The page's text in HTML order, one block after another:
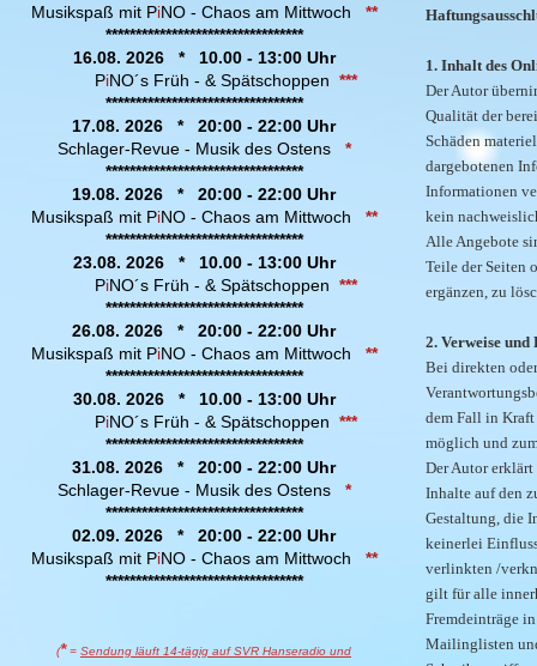
1. Inhalt des
Der Autor
Qualität der
Schäden
dargebotenen
Informationen
kein
Alle Angebote
Teile der Seiten
ergänzen, zu
2. Verweise und
Bei direkten
dem Fall in
möglich und
Der Autor
Inhalte auf den
Gestaltung, die
keinerlei
verlinkten /
gilt für alle
Fremdeinträge
Mailinglisten
Musikspaß mit PiNO - Chaos am Mittwoch
**
*********************************
16.08. 2026 * 10.00 - 13:00 Uhr
PiNO´s Früh - & Spätschoppen ***
*********************************
17.08. 2026 * 20:00 - 22:00 Uhr
Schlager-Revue - Musik des Ostens *
*********************************
19.08. 2026 * 20:00 - 22:00 Uhr
Musikspaß mit PiNO - Chaos am Mittwoch **
*********************************
23.08. 2026 * 10.00 - 13:00 Uhr
PiNO´s Früh - & Spätschoppen ***
*********************************
26.08. 2026 * 20:00 - 22:00 Uhr
Musikspaß mit PiNO - Chaos am Mittwoch
**
*********************************
30.08. 2026 * 10.00 - 13:00 Uhr
PiNO´s Früh - & Spätschoppen ***
*********************************
31.08. 2026 * 20:00 - 22:00 Uhr
Schlager-Revue - Musik des Ostens *
*********************************
02.09. 2026 * 20:00 - 22:00 Uhr
Musikspaß mit PiNO - Chaos am Mittwoch **
*********************************
(*= Sendung läuft 14-tägig auf SVR Hanseradio und